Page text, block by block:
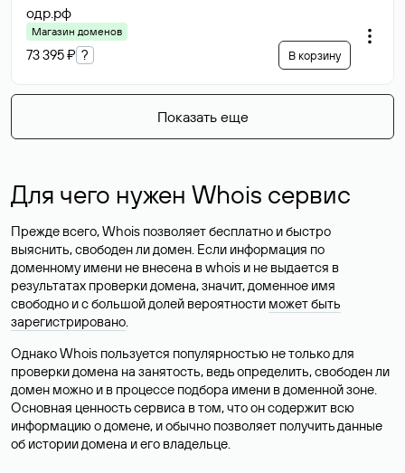
одр.рф
Магазин доменов
73 395 ₽ ? В корзину
Показать еще
Для чего нужен Whois сервис
Прежде всего, Whois позволяет бесплатно и быстро
выяснить, свободен ли домен. Если информация по
доменному имени не внесена в whois и не выдается в
результатах проверки домена, значит, доменное имя
свободно и с большой долей вероятности может быть
зарегистрировано.
Однако Whois пользуется популярностью не только для
проверки домена на занятость, ведь определить, свободен ли
домен можно и в процессе подбора имени в доменной зоне.
Основная ценность сервиса в том, что он содержит всю
информацию о домене, и обычно позволяет получить данные
об истории домена и его владельце.